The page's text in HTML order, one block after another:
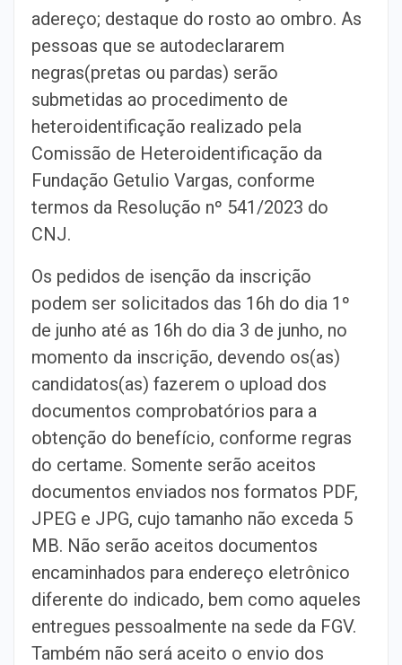
adereço; destaque do rosto ao ombro. As
pessoas que se autodeclararem
negras(pretas ou pardas) serão
submetidas ao procedimento de
heteroidentificação realizado pela
Comissão de Heteroidentificação da
Fundação Getulio Vargas, conforme
termos da Resolução nº 541/2023 do
CNJ.
Os pedidos de isenção da inscrição
podem ser solicitados das 16h do dia 1º
de junho até as 16h do dia 3 de junho, no
momento da inscrição, devendo os(as)
candidatos(as) fazerem o upload dos
documentos comprobatórios para a
obtenção do benefício, conforme regras
do certame. Somente serão aceitos
documentos enviados nos formatos PDF,
JPEG e JPG, cujo tamanho não exceda 5
MB. Não serão aceitos documentos
encaminhados para endereço eletrônico
diferente do indicado, bem como aqueles
entregues pessoalmente na sede da FGV.
Também não será aceito o envio dos